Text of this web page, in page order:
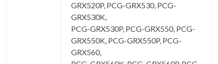
GRX520P, PCG-GRX530, PCG-
GRX530K,
PCG-GRX530P, PCG-GRX550, PCG-
GRX550K, PCG-GRX550P, PCG-
GRX560,